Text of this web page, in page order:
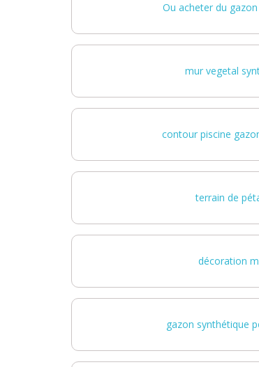
Ou acheter du gazon
mur vegetal
contour piscine
terrain de
décoration
gazon synthétique